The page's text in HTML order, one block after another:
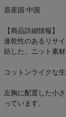
原産国:中国
【商品詳細情報】
速乾性のあるリサ
紡した、ニット素材
コットンライクな
左胸に配置した小
っています。